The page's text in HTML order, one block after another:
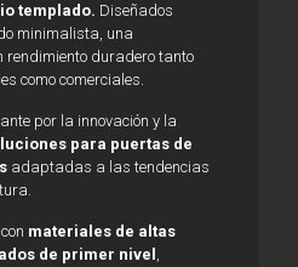
templado. Diseñados
minimalista, una
rendimiento duradero tanto
como comerciales.
por la innovación y la
para puertas de
adaptadas a las tendencias
materiales de altas
de primer nivel ,